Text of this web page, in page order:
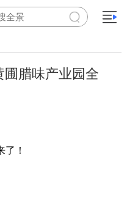
腊味产业园全
！